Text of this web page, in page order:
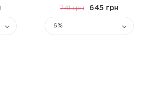
741 грн 645 грн
6%